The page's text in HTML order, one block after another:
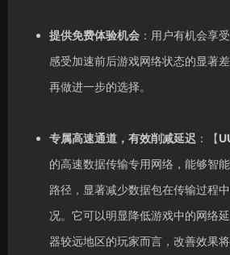
提供免费体验机会：用户有机会享
感受加速前后游戏网络状态的显著
再做进一步的选择。
专属高速通道，有效削减延迟 ：【
的高速数据传输专用网络，能够智
路径，显著减少数据包在传输过程
况。它可以明显降低游戏中的网络
器较远地区的玩家而言，改善效果